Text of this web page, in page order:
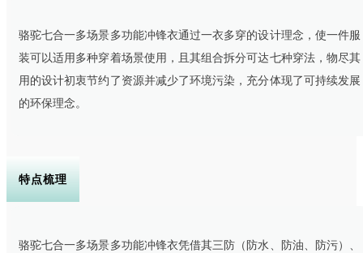
骆驼七合一多场景多功能冲锋衣通过一衣多穿的设计理念，使一件服
装可以适用多种穿着场景使用，且其组合拆分可达七种穿法，物尽其
用的设计初衷节约了资源并减少了环境污染，充分体现了可持续发展
的环保理念。
特点梳理
骆驼七合一多场景多功能冲锋衣凭借其三防（防水、防油、防污）、